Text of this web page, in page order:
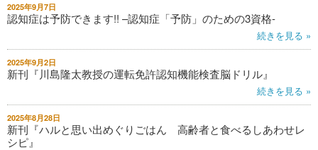
2025年9月7日
認知症は予防できます!! –認知症「予防」のための3資格-
続きを見る »
2025年9月2日
新刊『川島隆太教授の運転免許認知機能検査脳ドリル』
続きを見る »
2025年8月28日
新刊『ハルと思い出めぐりごはん 高齢者と食べるしあわせレ
シピ』